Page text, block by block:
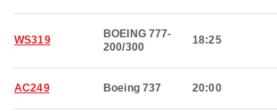
WS319
BOEING 777-
200/300
18:25
AC249 Boeing 737 20:00